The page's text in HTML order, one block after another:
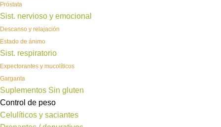
Próstata
Sist. nervioso y emocional
Descanso y relajación
Estado de ánimo
Sist. respiratorio
Expectorantes y mucolíticos
Garganta
Suplementos Sin gluten
Control de peso
Celulíticos y saciantes